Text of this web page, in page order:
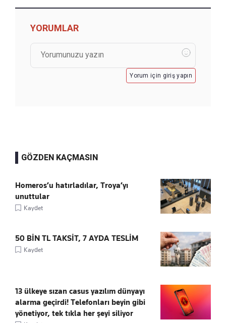
YORUMLAR
Yorum için giriş yapın
GÖZDEN KAÇMASIN
Homeros’u hatırladılar, Troya’yı
unuttular
Kaydet
50 BİN TL TAKSİT, 7 AYDA TESLİM
Kaydet
13 ülkeye sızan casus yazılım dünyayı
alarma geçirdi! Telefonları beyin gibi
yönetiyor, tek tıkla her şeyi siliyor